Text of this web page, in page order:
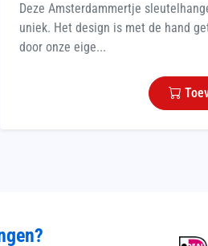
Deze Amsterdammertje
uniek. Het design is met de hand
door onze eige...